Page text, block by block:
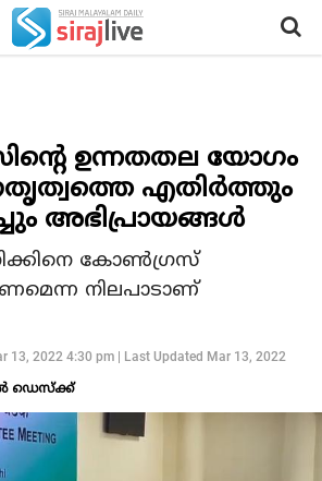
ഉന്നതതല യോഗം
എതിര്‍ത്തും
അഭിപ്രായങ്ങൾ
കോണ്‍ഗ്രസ്
നിലപാടാണ്
13, 2022 4:30 pm| Last Updated Mar 13, 2022
ഡെസ്ക്ക്